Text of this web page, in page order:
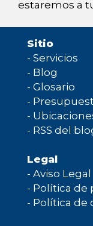
estaremos a
Sitio
- Servicios
- Blog
- Glosario
-
-
- RSS del
Legal
- Aviso Legal
- Política de
- Política de